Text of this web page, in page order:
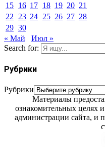
15 16 17 18 19 20 21
22
23 24 25 26 27 28
29 30
« Май
Июл »
Search for:
Рубрики
Рубрики
Материалы
ознакомительных целях
администрации сайта, и